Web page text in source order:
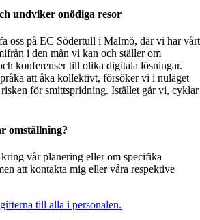
undviker onödiga resor
oss på EC Södertull i Malmö, där vi har vårt
i den mån vi kan och ställer om
konferenser till olika digitala lösningar.
att åka kollektivt, försöker vi i nuläget
för smittspridning. Istället går vi, cyklar
omställning?
vår planering eller om specifika
att kontakta mig eller våra respektive
till alla i personalen.